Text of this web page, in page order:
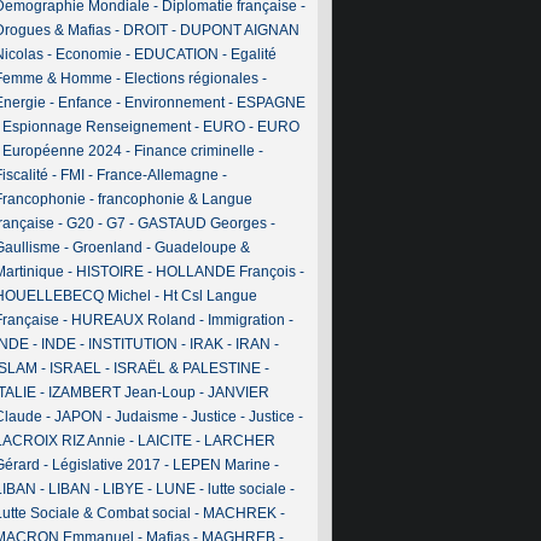
Mondiale - Diplomatie française -
& Mafias- DROIT- DUPONT AIGNAN
- Economie - EDUCATION - Egalité
& Homme - Elections régionales-
- Enfance - Environnement- ESPAGNE
Espionnage Renseignement- EURO- EURO
Européenne 2024- Finance criminelle -
- FMI - France-Allemagne -
- francophonie & Langue
- G20- G7 - GASTAUD Georges-
- Groenland - Guadeloupe &
- HISTOIRE- HOLLANDE François-
Michel - Ht Csl Langue
- HUREAUX Roland - Immigration -
- INDE- INSTITUTION - IRAK- IRAN -
- ISRAEL- ISRAËL & PALESTINE-
- IZAMBERT Jean-Loup- JANVIER
- JAPON - Judaisme - Justice - Justice -
RIZ Annie - LAICITE- LARCHER
- Législative 2017 - LEPEN Marine -
- LIBAN - LIBYE- LUNE- lutte sociale -
Sociale & Combat social - MACHREK-
Emmanuel - Mafias- MAGHREB-